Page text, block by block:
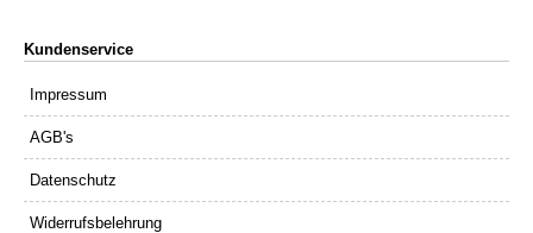
Kundenservice
Impressum
AGB's
Datenschutz
Widerrufsbelehrung